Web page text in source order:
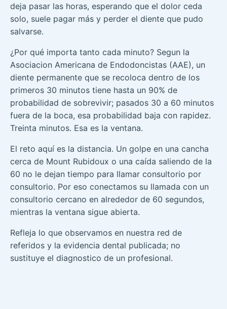
deja pasar las horas, esperando que el dolor ceda
solo, suele pagar más y perder el diente que pudo
salvarse.
¿Por qué importa tanto cada minuto? Segun la
Asociacion Americana de Endodoncistas (AAE), un
diente permanente que se recoloca dentro de los
primeros 30 minutos tiene hasta un 90% de
probabilidad de sobrevivir; pasados 30 a 60 minutos
fuera de la boca, esa probabilidad baja con rapidez.
Treinta minutos. Esa es la ventana.
El reto aquí es la distancia. Un golpe en una cancha
cerca de Mount Rubidoux o una caída saliendo de la
60 no le dejan tiempo para llamar consultorio por
consultorio. Por eso conectamos su llamada con un
consultorio cercano en alrededor de 60 segundos,
mientras la ventana sigue abierta.
Refleja lo que observamos en nuestra red de
referidos y la evidencia dental publicada; no
sustituye el diagnostico de un profesional.